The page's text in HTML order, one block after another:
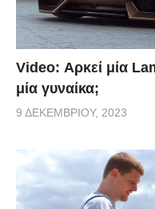
Video: Αρκεί μία
μία γυναίκα;
9 ΔΕΚΕΜΒΡΊΟΥ, 2023